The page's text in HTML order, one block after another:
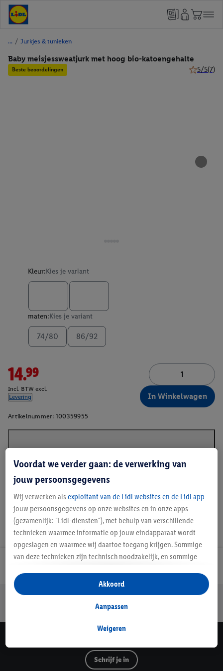
/ Jurkjes & tunieken
Baby meisjessweatjurk met hoog bio-katoengehalte
Beste beoordelingen 5/5(7)
Kleur:Kies je variant
maten:Kies je variant
74/80 86/92
14.99
Incl. BTW excl.
Levering
In Winkelwagen
Artikelnummer: 100359955
Jouw voordelen bij ons als Lidl webshop klant
Veilig winkelen
Schrijf je in
Voordat we verder gaan: de verwerking van
jouw persoonsgegevens
Wij verwerken als exploitant van de Lidl websites en de Lidl app
jouw persoonsgegevens op onze websites en in onze apps
(gezamenlijk: "Lidl-diensten"), met behulp van verschillende
technieken waarmee informatie op jouw eindapparaat wordt
opgeslagen en waarmee wij daartoe toegang krijgen. Sommige
van deze technieken zijn technisch noodzakelijk, en sommige
opslaan van voorkeursinstellingen, het verzamelen en
analyseren van statistieken of voor het tonen van
gepersonaliseerde reclame binnen en buiten de Lidl-diensten.
gegevens over jouw aankoopgedrag in de winkel ook voor de
Als je hier toestemming geeft aan ons voor het personaliseren
van reclame en als je vervolgens een Lidl Plus-account
Weigeren
Aanpassen
Akkoord